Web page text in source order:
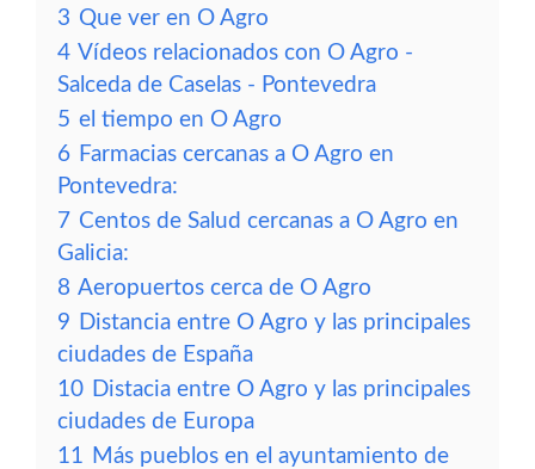
3 Que ver en O Agro
4 Vídeos relacionados con O Agro -
Salceda de Caselas - Pontevedra
5 el tiempo en O Agro
6 Farmacias cercanas a O Agro en
Pontevedra:
7 Centos de Salud cercanas a O Agro en
Galicia:
8 Aeropuertos cerca de O Agro
9 Distancia entre O Agro y las principales
ciudades de España
10 Distacia entre O Agro y las principales
ciudades de Europa
11 Más pueblos en el ayuntamiento de